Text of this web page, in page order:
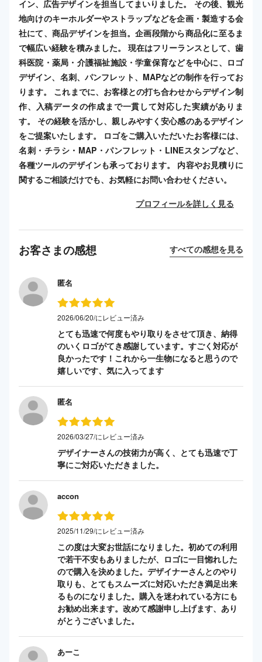
イン、広告デザインを担当してまいりました。 その後、観光
地向けのキーホルダーやストラップなどを企画・製造する会
社にて、商品デザインを担当。企画段階から商品化に至るま
で幅広い経験を積みました。 現在はフリーランスとして、歯
科医院・薬局・介護福祉施設・学童保育などを中心に、ロゴ
デザイン、名刺、パンフレット、MAPなどの制作を行ってお
ります。 これまでに、お客様との打ち合わせからデザイン制
作、入稿データの作成まで一貫して対応した実績がありま
す。 その経験を活かし、親しみやすく安心感のあるデザイン
をご提案いたします。 ロゴをご購入いただいたお客様には、
名刺・チラシ・MAP・パンフレット・LINEスタンプなど、
各種ツールのデザインも承っております。 内容やお見積りに
関するご相談だけでも、お気軽にお問い合わせください。
プロフィールを詳しく見る
お客さまの感想 すべての感想を見る
匿名
2026/06/20/にレビュー済み
とても迅速で何度もやり取りをさせて頂き、納得
のいくロゴがてき感謝しています。すごく対応が
良かったです！これから一生物になると思うので
嬉しいです、気に入ってます
匿名
2026/03/27/にレビュー済み
デザイナーさんの技術力が高く、とても迅速で丁
寧にご対応いただきました。
accon
2025/11/29/にレビュー済み
この度は大変お世話になりました。初めての利用
で若干不安もありましたが、ロゴに一目惚れした
ので購入を決めました。デザイナーさんとのやり
取りも、とてもスムーズに対応いただき満足出来
るものになりました。購入を迷われている方にも
お勧め出来ます。改めて感謝申し上げます、あり
がとうございました。
あーこ